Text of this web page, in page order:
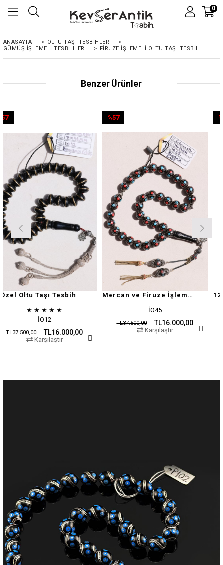
0
ANASAYFA > OLTU TAŞI TESBİHLER
>
GÜMÜŞ İŞLEMELİ TESBİHLER
> FIRUZE İŞLEMELI OLTU TAŞI TESBIH
Benzer Ürünler
Tesbih
★
TL16.000,00
Mercan ve Firuze İşlemeli Oltu Taşı
TL16.000,00
%57İndirim
Karşılaştır
%57İndirim